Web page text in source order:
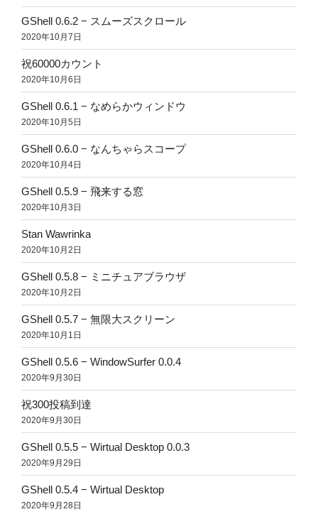
GShell 0.6.2 − スムーズスクロール
2020年10月7日
祝60000カウント
2020年10月6日
GShell 0.6.1 − なめらかウィンドウ
2020年10月5日
GShell 0.6.0 − なんちゃらスコープ
2020年10月4日
GShell 0.5.9 − 飛来する窓
2020年10月3日
Stan Wawrinka
2020年10月2日
GShell 0.5.8 − ミニチュアブラウザ
2020年10月2日
GShell 0.5.7 − 無限大スクリーン
2020年10月1日
GShell 0.5.6 − WindowSurfer 0.0.4
2020年9月30日
祝300投稿到達
2020年9月30日
GShell 0.5.5 − Wirtual Desktop 0.0.3
2020年9月29日
GShell 0.5.4 − Wirtual Desktop
2020年9月28日